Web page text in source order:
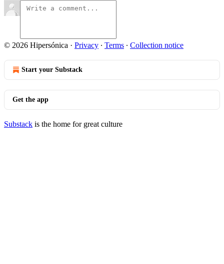
© 2026 Hipersónica · Privacy ∙ Terms ∙ Collection notice
Start your Substack
Get the app
Substack is the home for great culture